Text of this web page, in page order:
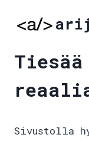
Tiesää
Sivustolla